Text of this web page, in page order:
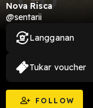
Nova Risca
@sentarii
FOLLOW
Langganan
Tukar voucher